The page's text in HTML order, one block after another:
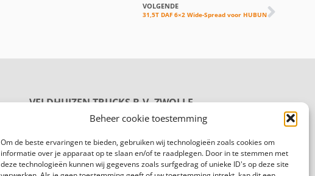
Beheer cookie toestemming
Om de beste ervaringen te bieden, gebruiken wij technologieën zoals cookies om
informatie over je apparaat op te slaan en/of te raadplegen. Door in te stemmen met
deze technologieën kunnen wij gegevens zoals surfgedrag of unieke ID's op deze site
VOLGENDE
31,5T DAF 6×2 Wide-Spread voor HUBUN
VELDHUIZEN TRUCKS B.V. ZWOLLE
8028 PL Zwolle
Algemeen:
088 625 96 00